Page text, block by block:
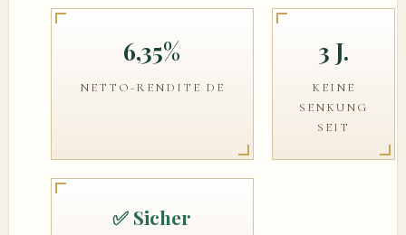
6,35%
NETTO-RENDITE DE
3 J.
KEINE
SENKUNG
SEIT
✅ Sicher